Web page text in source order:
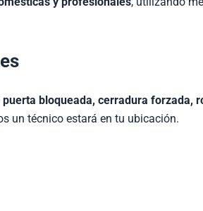
puerta bloqueada, cerradura forzada,
un técnico estará en tu ubicación.